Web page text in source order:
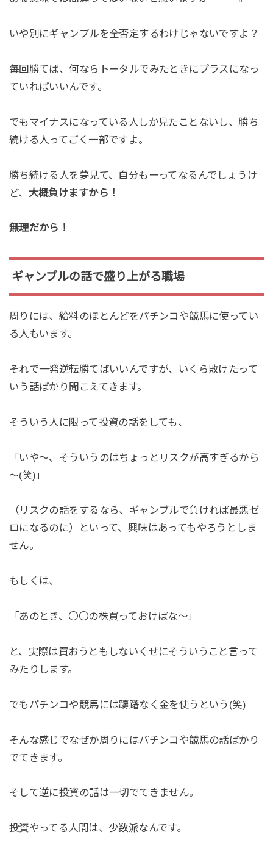
いや別にギャンブルを全否定するわけじゃないですよ？
毎回勝てば、何ならトータルでみたときにプラスになっ
ていればいいんです。
でもマイナスになっている人しか見たことないし、勝ち
続ける人ってごく一部ですよ。
勝ち続ける人を夢見て、自分もーってなるんでしょうけ
ど、 大概負けますから！
無理だから！
ギャンブルの話で盛り上がる職場
周りには、給料のほとんどをパチンコや競馬に使ってい
る人もいます。
それで一発逆転勝てばいいんですが、いくら敗けたって
いう話ばかり聞こえてきます。
そういう人に限って投資の話をしても、
「いや～、そういうのはちょっとリスクが高すぎるから
～(笑)」
（リスクの話をするなら、ギャンブルで負ければ最悪ゼ
ロになるのに）といって、興味はあってもやろうとしま
せん。
もしくは、
「あのとき、〇〇の株買っておけばな～」
と、実際は買おうともしないくせにそういうこと言って
みたりします。
でもパチンコや競馬には躊躇なく金を使うという(笑)
そんな感じでなぜか周りにはパチンコや競馬の話ばかり
でてきます。
そして逆に投資の話は一切でてきません。
投資やってる人間は、少数派なんです。